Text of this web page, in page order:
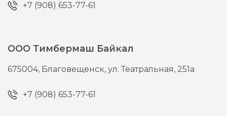
+7 (908) 653-77-61
ООО Тимбермаш Байкал
675004, Благовещенск,ул. Театральная, 251а
+7 (908) 653-77-61